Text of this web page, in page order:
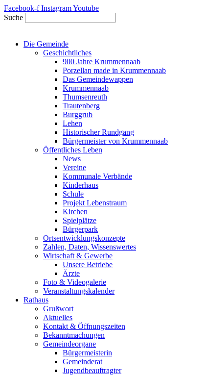
Zum
Inhalt
springen
Facebook-f InstagramYoutube
Suche
Die Gemeinde
Geschichtliches
900 Jahre Krummennaab
Porzellan made in Krummennaab
Das Gemeindewappen
Krummennaab
Thumsenreuth
Trautenberg
Burggrub
Lehen
Historischer Rundgang
Bürgermeister von Krummennaab
Öffentliches Leben
News
Vereine
Kommunale Verbände
Kinderhaus
Schule
Projekt Lebenstraum
Kirchen
Spielplätze
Bürgerpark
Ortsentwicklungskonzepte
Zahlen, Daten, Wissenswertes
Wirtschaft & Gewerbe
Unsere Betriebe
Ärzte
Foto & Videogalerie
Veranstaltungskalender
Rathaus
Grußwort
Aktuelles
Kontakt & Öffnungszeiten
Bekanntmachungen
Gemeindeorgane
Bürgermeisterin
Gemeinderat
Jugendbeauftragter